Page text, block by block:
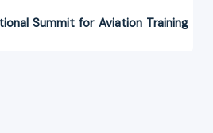
Summit for Aviation Training